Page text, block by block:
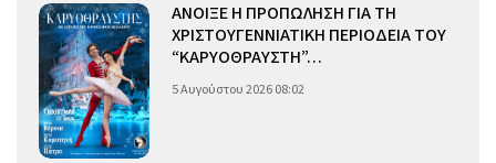
ΑΝΟΙΞΕ Η ΠΡΟΠΩΛΗΣΗ ΓΙΑ ΤΗ
ΧΡΙΣΤΟΥΓΕΝΝΙΑΤΙΚΗ ΠΕΡΙΟΔΕΙΑ ΤΟΥ
“ΚΑΡΥΟΘΡΑΥΣΤΗ”…
5 Αυγούστου 2026 08:02